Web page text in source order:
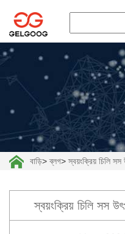
বাড়ি> ব্লগ> স্বয়ংক্রিয় চিলি সস
স্বয়ংক্রিয় চিলি সস